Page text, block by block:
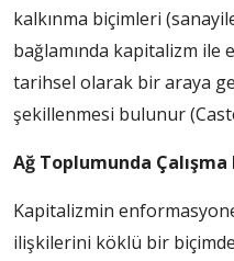
kalkınma biçimleri
bağlamında kapitalizm ile
tarihsel olarak bir araya
şekillenmesi bulunur
Ağ Toplumunda
Kapitalizmin
ilişkilerini köklü bir